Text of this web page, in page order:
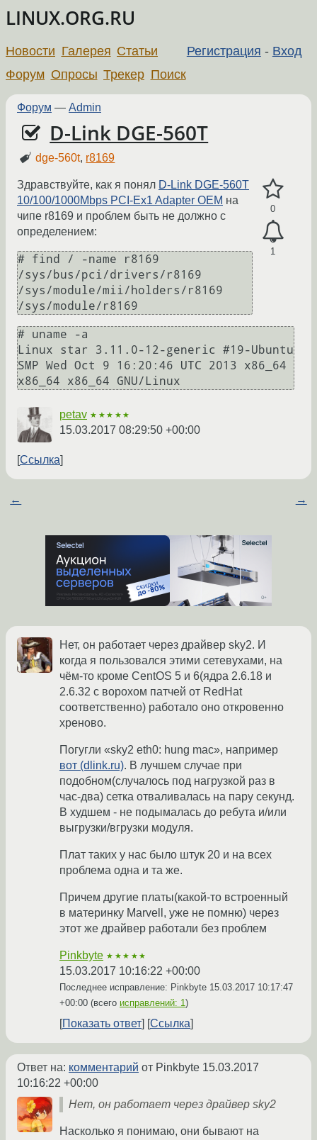
LINUX.ORG.RU
Регистрация - Вход
Новости Галерея Статьи
Форум Опросы Трекер Поиск
Форум — Admin
D-Link DGE-560T
dge-560t, r8169
0
1
Здравствуйте, как я понял D-Link DGE-560T
10/100/1000Mbps PCI-Ex1 Adapter OEM на
чипе r8169 и проблем быть не должно с
определением:
# find / -name r8169
/sys/bus/pci/drivers/r8169
/sys/module/mii/holders/r8169
# uname -a
Linux star 3.11.0-12-generic #19-Ubuntu
SMP Wed Oct 9 16:20:46 UTC 2013 x86_64
petav ★★★★★
15.03.2017 08:29:50 +00:00
Ссылка
← →
Нет, он работает через драйвер sky2. И
когда я пользовался этими сетевухами, на
чём-то кроме CentOS 5 и 6(ядра 2.6.18 и
2.6.32 с ворохом патчей от RedHat
соответственно) работало оно откровенно
хреново.
Погугли «sky2 eth0: hung mac», например
вот (dlink.ru). В лучшем случае при
подобном(случалось под нагрузкой раз в
час-два) сетка отваливалась на пару секунд.
В худшем - не подымалась до ребута и/или
выгрузки/вгрузки модуля.
Плат таких у нас было штук 20 и на всех
проблема одна и та же.
Причем другие платы(какой-то встроенный
в материнку Marvell, уже не помню) через
этот же драйвер работали без проблем
Pinkbyte ★★★★★
15.03.2017 10:16:22 +00:00
Последнее исправление: Pinkbyte 15.03.2017 10:17:47
+00:00 (всего исправлений: 1)
Показать ответ Ссылка
Ответ на: комментарий от Pinkbyte 15.03.2017
10:16:22 +00:00
Нет, он работает через драйвер sky2
Насколько я понимаю, они бывают на